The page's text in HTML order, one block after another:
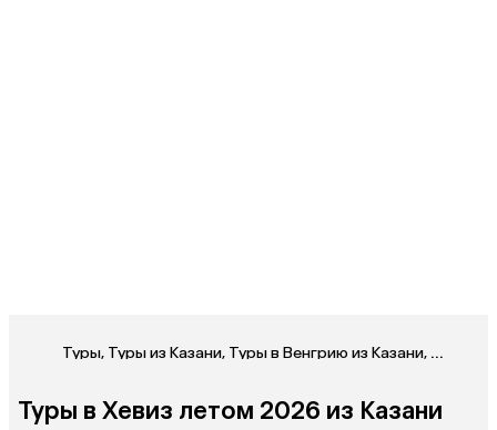
Туры, Туры из Казани, Туры в Венгрию из Казани, Туры в
Туры в Хевиз летом 2026 из Казани